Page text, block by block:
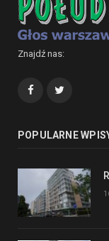
Znajdź nas:
Facebook
POPULARNE